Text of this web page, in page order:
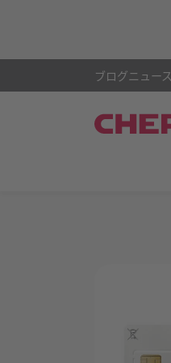
ブログニュース